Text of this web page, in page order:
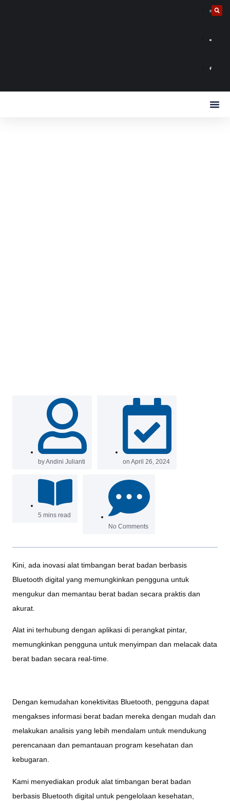
byAndini Julianti on April 26, 2024
5 mins read
No Comments
Kini, ada inovasi alat timbangan berat badan berbasis
Bluetooth digital yang memungkinkan pengguna untuk
mengukur dan memantau berat badan secara praktis dan
akurat.
Alat ini terhubung dengan aplikasi di perangkat pintar,
memungkinkan pengguna untuk menyimpan dan melacak data
berat badan secara real-time.
Dengan kemudahan konektivitas Bluetooth, pengguna dapat
mengakses informasi berat badan mereka dengan mudah dan
melakukan analisis yang lebih mendalam untuk mendukung
perencanaan dan pemantauan program kesehatan dan
kebugaran.
Kami menyediakan produk alat timbangan berat badan
berbasis Bluetooth digital untuk pengelolaan kesehatan,